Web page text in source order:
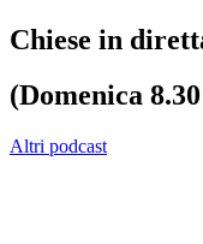
Chiese in
(Domenica
Altri podcast